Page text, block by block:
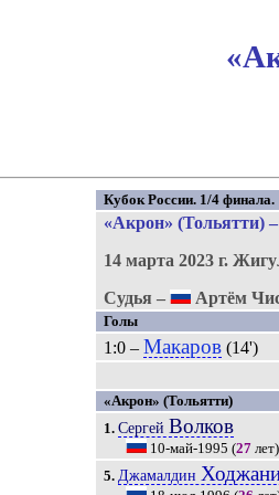
Кубок России. 1/4 финала.
«Акрон» (Тольятти)
14 марта 2023 г.
Судья –
Артём
Голы
1:0 – Макаров (14')
«Акрон» (Тольятти)
1.Сергей Волков
10-май-1995 (27
5.Джамалдин